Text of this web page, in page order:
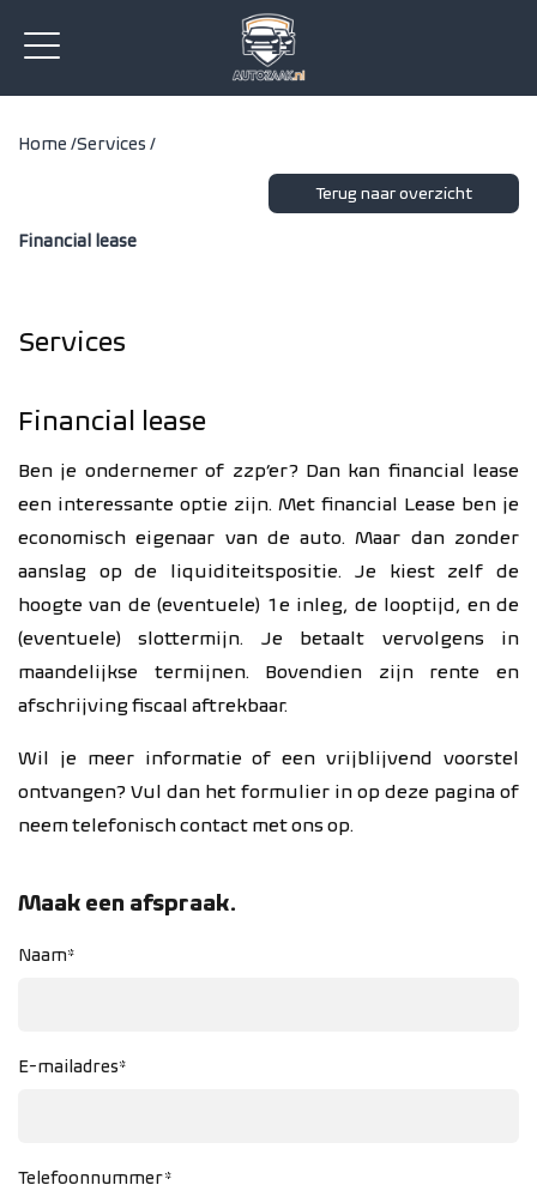
Home /Services /
Financial lease
Terug naar overzicht
Services
Financial lease
Ben je ondernemer of zzp’er? Dan kan financial lease
een interessante optie zijn. Met financial Lease ben je
economisch eigenaar van de auto. Maar dan zonder
aanslag op de liquiditeitspositie. Je kiest zelf de
hoogte van de (eventuele) 1e inleg, de looptijd, en de
(eventuele) slottermijn. Je betaalt vervolgens in
maandelijkse termijnen. Bovendien zijn rente en
afschrijving fiscaal aftrekbaar.
Wil je meer informatie of een vrijblijvend voorstel
ontvangen? Vul dan het formulier in op deze pagina of
neem telefonisch contact met ons op.
Maak een afspraak.
Naam*
E-mailadres*
Telefoonnummer*